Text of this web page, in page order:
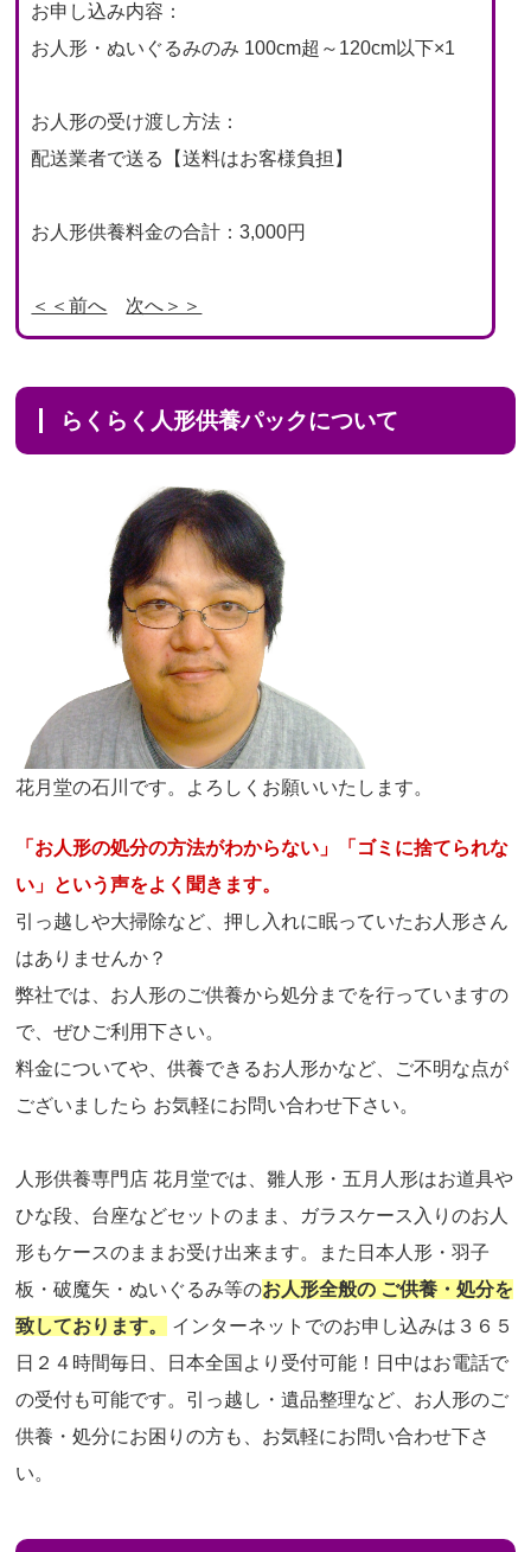
お申し込み内容：
お人形・ぬいぐるみのみ 100cm超～120cm以下×1
お人形の受け渡し方法：
配送業者で送る【送料はお客様負担】
お人形供養料金の合計：3,000円
＜＜前へ 次へ＞＞
らくらく人形供養パックについて
花月堂の石川です。よろしくお願いいたします。
「お人形の処分の方法がわからない」「ゴミに捨てられな
い」という声をよく聞きます。
引っ越しや大掃除など、押し入れに眠っていたお人形さん
はありませんか？
弊社では、お人形のご供養から処分までを行っていますの
で、ぜひご利用下さい。
料金についてや、供養できるお人形かなど、ご不明な点が
ございましたら お気軽にお問い合わせ下さい。
人形供養専門店 花月堂では、雛人形・五月人形はお道具や
ひな段、台座などセットのまま、ガラスケース入りのお人
形もケースのままお受け出来ます。また日本人形・羽子
板・破魔矢・ぬいぐるみ等のお人形全般の ご供養・処分を
致しております。
インターネットでのお申し込みは３６５
日２４時間毎日、日本全国より受付可能！日中はお電話で
の受付も可能です。引っ越し・遺品整理など、お人形のご
供養・処分にお困りの方も、お気軽にお問い合わせ下さ
い。